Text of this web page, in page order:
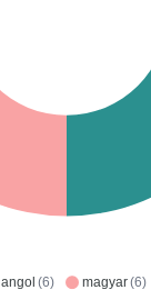
angol (6) magyar(6)